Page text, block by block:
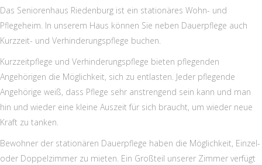
Das Seniorenhaus Riedenburg ist ein stationäres Wohn- und
Pflegeheim. In unserem Haus können Sie neben Dauerpflege auch
Kurzzeit- und Verhinderungspflege buchen.
Kurzzeitpflege und Verhinderungspflege bieten pflegenden
Angehörigen die Möglichkeit, sich zu entlasten. Jeder pflegende
Angehörige weiß, dass Pflege sehr anstrengend sein kann und man
hin und wieder eine kleine Auszeit für sich braucht, um wieder neue
Kraft zu tanken.
Bewohner der stationären Dauerpflege haben die Möglichkeit, Einzel-
oder Doppelzimmer zu mieten. Ein Großteil unserer Zimmer verfügt